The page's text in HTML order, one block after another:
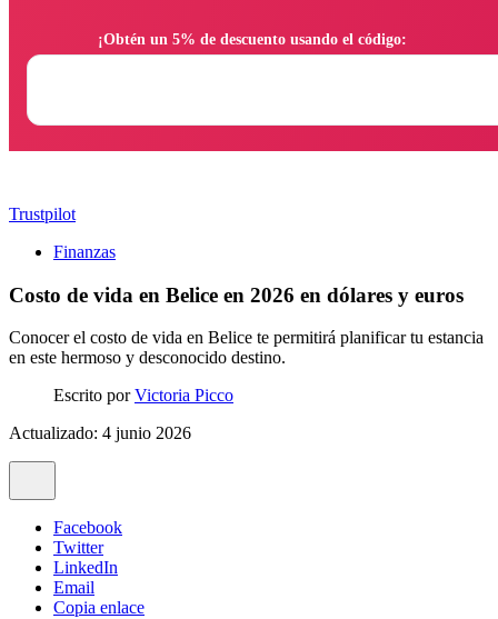
Trustpilot
Finanzas
Costo de vida en Belice en 2026 en dólares y euros
Conocer el costo de vida en Belice te permitirá planificar tu estancia
en este hermoso y desconocido destino.
Escrito porVictoria Picco
Actualizado: 4 junio 2026
Facebook
Twitter
LinkedIn
Email
Copia enlace